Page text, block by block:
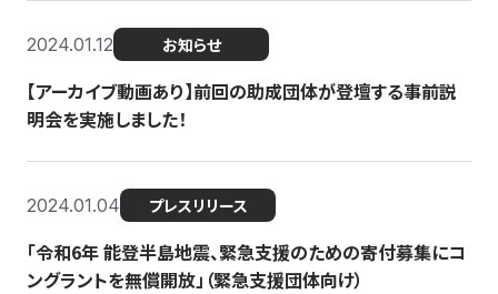
2024.01.12 お知らせ
【アーカイブ動画あり】前回の助成団体が登壇する事前説
明会を実施しました！
2024.01.04 プレスリリース
「令和6年 能登半島地震、緊急支援のための寄付募集にコ
ングラントを無償開放」（緊急支援団体向け）